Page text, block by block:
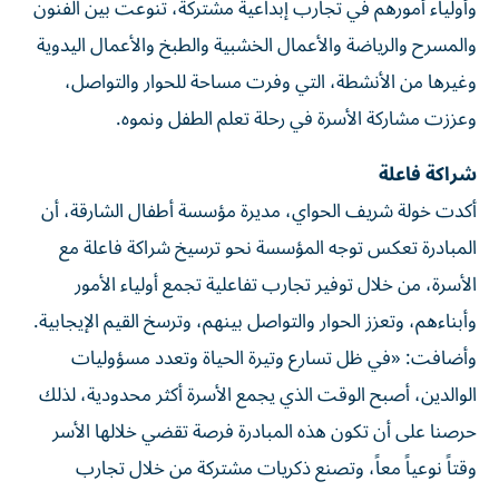
وأولياء أمورهم في تجارب إبداعية مشتركة، تنوعت بين الفنون
والمسرح والرياضة والأعمال الخشبية والطبخ والأعمال اليدوية
وغيرها من الأنشطة، التي وفرت مساحة للحوار والتواصل،
وعززت مشاركة الأسرة في رحلة تعلم الطفل ونموه.
شراكة فاعلة
أكدت خولة شريف الحواي، مديرة مؤسسة أطفال الشارقة، أن
المبادرة تعكس توجه المؤسسة نحو ترسيخ شراكة فاعلة مع
الأسرة، من خلال توفير تجارب تفاعلية تجمع أولياء الأمور
وأبناءهم، وتعزز الحوار والتواصل بينهم، وترسخ القيم الإيجابية.
وأضافت: «في ظل تسارع وتيرة الحياة وتعدد مسؤوليات
الوالدين، أصبح الوقت الذي يجمع الأسرة أكثر محدودية، لذلك
حرصنا على أن تكون هذه المبادرة فرصة تقضي خلالها الأسر
وقتاً نوعياً معاً، وتصنع ذكريات مشتركة من خلال تجارب